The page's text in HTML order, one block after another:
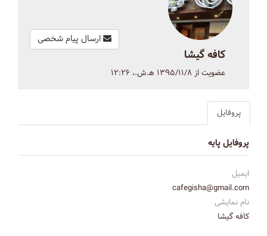
کافه گیشا
عضویت از ۱۳۹۵/۱۱/۸ ه‍.ش.،‏ ۱۲:۲۶
پروفایل
پروفایل پایه
ایمیل
cafegisha@gmail.com
نام نمایشی
کافه گیشا